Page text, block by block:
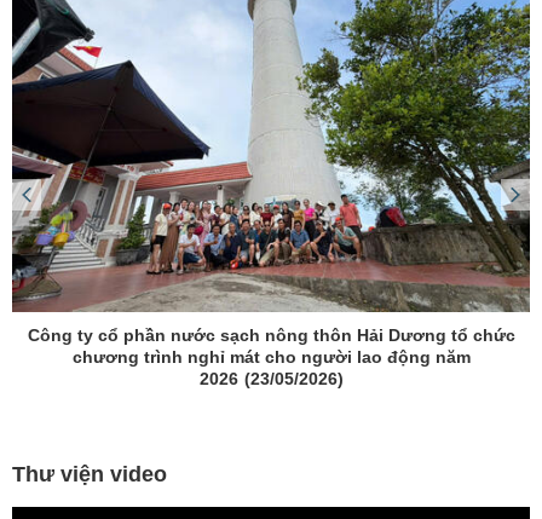
Công ty cổ phần nước sạch nông thôn Hải Dương tổ chức
chương trình nghỉ mát cho người lao động năm
2026 (23/05/2026)
Thư viện video